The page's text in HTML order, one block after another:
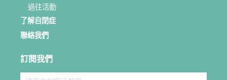
訂閱我們
過往活動
了解自閉症
聯絡我們